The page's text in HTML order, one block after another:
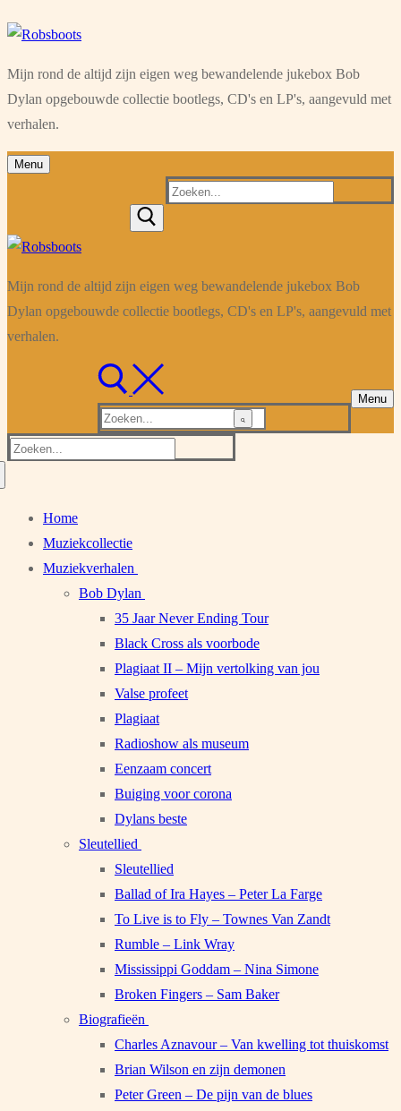
Ga
de
inhoud
Menu
Sluiten
Mijn rond de altijd zijn eigen weg bewandelende jukebox Bob
Dylan opgebouwde collectie bootlegs, CD's en LP's, aangevuld met
verhalen.
Menu
Zoeken
Mijn rond de altijd zijn eigen weg bewandelende jukebox Bob
Dylan opgebouwde collectie bootlegs, CD's en LP's, aangevuld met
verhalen.
Zoeken
naar:
Menu
Zoeken
Home
Muziekcollectie
Muziekverhalen
Bob Dylan
35 Jaar Never Ending Tour
Black Cross als voorbode
Plagiaat II – Mijn vertolking van jou
Valse profeet
Plagiaat
Radioshow als museum
Eenzaam concert
Buiging voor corona
Dylans beste
Sleutellied
Sleutellied
Ballad of Ira Hayes – Peter La Farge
To Live is to Fly – Townes Van Zandt
Rumble – Link Wray
Mississippi Goddam – Nina Simone
Broken Fingers – Sam Baker
Biografieën
Charles Aznavour – Van kwelling tot thuiskomst
Brian Wilson en zijn demonen
Peter Green – De pijn van de blues